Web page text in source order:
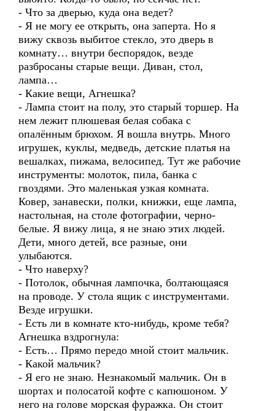
- Что за дверью, куда она ведет?
- Я не могу ее открыть, она заперта. Но я
вижу сквозь выбитое стекло, это дверь в
комнату… внутри беспорядок, везде
разбросаны старые вещи. Диван, стол,
лампа…
- Какие вещи, Агнешка?
- Лампа стоит на полу, это старый торшер. На
нем лежит плюшевая белая собака с
опалённым брюхом. Я вошла внутрь. Много
игрушек, куклы, медведь, детские платья на
вешалках, пижама, велосипед. Тут же рабочие
инструменты: молоток, пила, банка с
гвоздями. Это маленькая узкая комната.
Ковер, занавески, полки, книжки, еще лампа,
настольная, на столе фотографии, черно-
белые. Я вижу лица, я не знаю этих людей.
Дети, много детей, все разные, они
улыбаются.
- Что наверху?
- Потолок, обычная лампочка, болтающаяся
на проводе. У стола ящик с инструментами.
Везде игрушки.
- Есть ли в комнате кто-нибудь, кроме тебя?
Агнешка вздрогнула:
- Есть… Прямо передо мной стоит мальчик.
- Какой мальчик?
- Я его не знаю. Незнакомый мальчик. Он в
шортах и полосатой кофте с капюшоном. У
него на голове морская фуражка. Он стоит